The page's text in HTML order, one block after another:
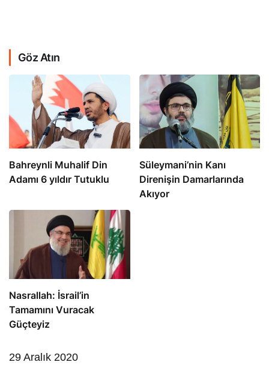
Göz Atın
Bahreynli Muhalif Din
Adamı 6 yıldır Tutuklu
Süleymani’nin Kanı
Direnişin Damarlarında
Akıyor
Nasrallah: İsrail’in
Tamamını Vuracak
Güçteyiz
29 Aralık 2020